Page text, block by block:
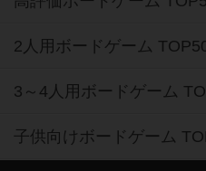
2人用ボードゲーム
3～4人用ボードゲーム
子供向けボードゲーム